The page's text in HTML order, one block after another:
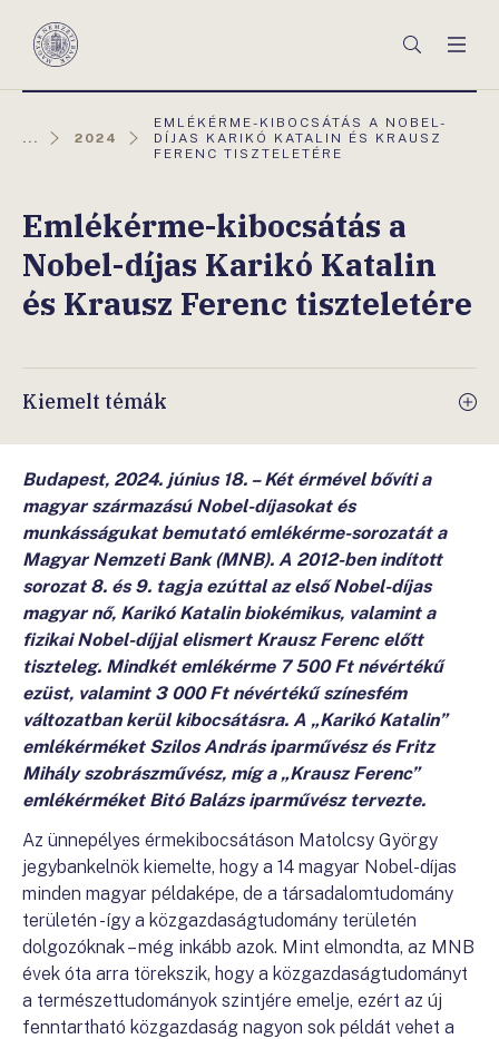
Magyar
Keresés
... 2024
AKTUÁLIS
OLDAL:
EMLÉKÉRME-KIBOCSÁTÁS A NOBEL-
DÍJAS KARIKÓ KATALIN ÉS KRAUSZ
FERENC TISZTELETÉRE
Emlékérme-kibocsátás a
Nobel-díjas Karikó Katalin
és Krausz Ferenc tiszteletére
Kiemelt témák
Budapest, 2024. június 18. – Két érmével bővíti a
magyar származású Nobel-díjasokat és
munkásságukat bemutató emlékérme-sorozatát a
Magyar Nemzeti Bank (MNB). A 2012-ben indított
sorozat 8. és 9. tagja ezúttal az első Nobel-díjas
magyar nő, Karikó Katalin biokémikus, valamint a
fizikai Nobel-díjjal elismert Krausz Ferenc előtt
tiszteleg. Mindkét emlékérme 7 500 Ft névértékű
ezüst, valamint 3 000 Ft névértékű színesfém
változatban kerül kibocsátásra. A „Karikó Katalin”
emlékérméket Szilos András iparművész és Fritz
Mihály szobrászművész, míg a „Krausz Ferenc”
emlékérméket Bitó Balázs iparművész tervezte.
Az ünnepélyes érmekibocsátáson Matolcsy György
jegybankelnök kiemelte, hogy a 14 magyar Nobel-díjas
minden magyar példaképe, de a társadalomtudomány
területén - így a közgazdaságtudomány területén
dolgozóknak – még inkább azok. Mint elmondta, az MNB
évek óta arra törekszik, hogy a közgazdaságtudományt
a természettudományok szintjére emelje, ezért az új
fenntartható közgazdaság nagyon sok példát vehet a